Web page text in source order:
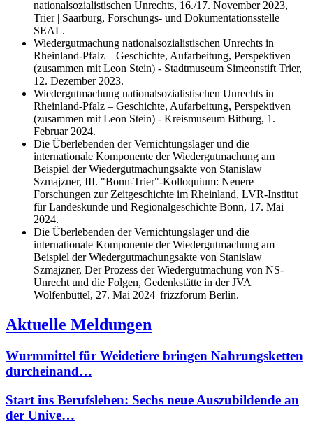
nationalsozialistischen Unrechts, 16./17. November 2023,
Trier | Saarburg, Forschungs- und Dokumentationsstelle
SEAL.
Wiedergutmachung nationalsozialistischen Unrechts in
Rheinland-Pfalz – Geschichte, Aufarbeitung, Perspektiven
(zusammen mit Leon Stein) - Stadtmuseum Simeonstift Trier,
12. Dezember 2023.
Wiedergutmachung nationalsozialistischen Unrechts in
Rheinland-Pfalz – Geschichte, Aufarbeitung, Perspektiven
(zusammen mit Leon Stein) - Kreismuseum Bitburg, 1.
Februar 2024.
Die Überlebenden der Vernichtungslager und die
internationale Komponente der Wiedergutmachung am
Beispiel der Wiedergutmachungsakte von Stanislaw
Szmajzner, III. "Bonn-Trier"-Kolloquium: Neuere
Forschungen zur Zeitgeschichte im Rheinland, LVR-Institut
für Landeskunde und Regionalgeschichte Bonn, 17. Mai
2024.
Die Überlebenden der Vernichtungslager und die
internationale Komponente der Wiedergutmachung am
Beispiel der Wiedergutmachungsakte von Stanislaw
Szmajzner, Der Prozess der Wiedergutmachung von NS-
Unrecht und die Folgen, Gedenkstätte in der JVA
Wolfenbüttel, 27. Mai 2024 |frizzforum Berlin.
Aktuelle Meldungen
Wurmmittel für Weidetiere bringen Nahrungsketten
durcheinand…
Start ins Berufsleben: Sechs neue Auszubildende an
der Unive…